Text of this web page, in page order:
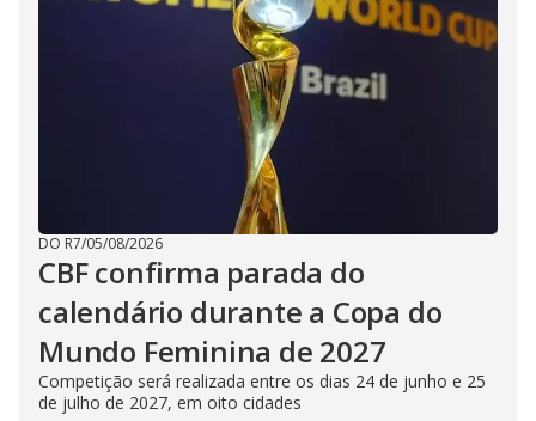
DO R7/05/08/2026
CBF confirma parada do
calendário durante a Copa do
Mundo Feminina de 2027
Competição será realizada entre os dias 24 de junho e 25
de julho de 2027, em oito cidades